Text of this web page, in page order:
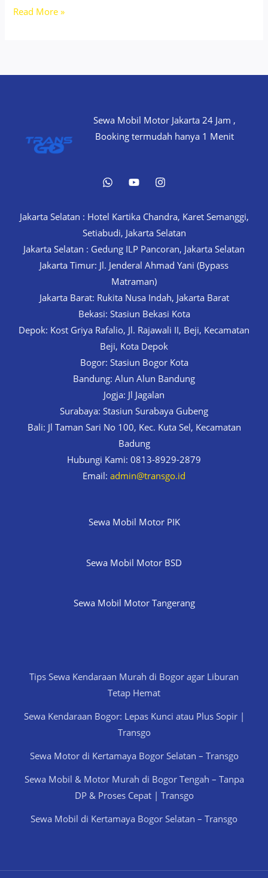
Sewa
Affordable,
Read More »
Sewa Mobil Motor Jakarta 24 Jam ,
Booking termudah hanya 1 Menit
Jakarta Selatan : Hotel Kartika Chandra, Karet Semanggi,
Setiabudi, Jakarta Selatan
Jakarta Selatan : Gedung ILP Pancoran, Jakarta Selatan
Jakarta Timur: Jl. Jenderal Ahmad Yani (Bypass
Matraman)
Jakarta Barat: Rukita Nusa Indah, Jakarta Barat
Bekasi: Stasiun Bekasi Kota
Depok: Kost Griya Rafalio, Jl. Rajawali II, Beji, Kecamatan
Beji, Kota Depok
Bogor: Stasiun Bogor Kota
Bandung: Alun Alun Bandung
Jogja: Jl Jagalan
Surabaya: Stasiun Surabaya Gubeng
Bali: Jl Taman Sari No 100, Kec. Kuta Sel, Kecamatan
Badung
Hubungi Kami: 0813-8929-2879
Email: admin@transgo.id
Sewa Mobil Motor PIK
Sewa Mobil Motor BSD
Sewa Mobil Motor Tangerang
Tips Sewa Kendaraan Murah di Bogor agar Liburan
Tetap Hemat
Sewa Kendaraan Bogor: Lepas Kunci atau Plus Sopir |
Transgo
Sewa Motor di Kertamaya Bogor Selatan – Transgo
Sewa Mobil & Motor Murah di Bogor Tengah – Tanpa
DP & Proses Cepat | Transgo
Sewa Mobil di Kertamaya Bogor Selatan – Transgo